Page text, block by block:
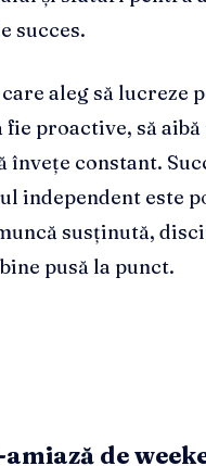
succes.
aleg să lucreze
fie proactive, să aibă
învețe constant.
independent este
susținută,
pusă la punct.
de